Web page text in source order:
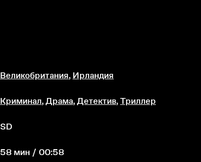
Великобритания, Ирландия
Криминал, Драма, Детектив, Триллер
SD
58 мин / 00:58